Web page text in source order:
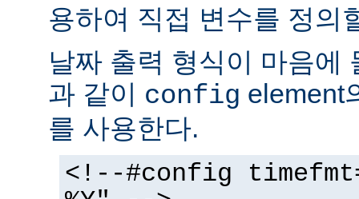
용하여 직접 변수를 정의
날짜 출력 형식이 마음에
과 같이 config element
를 사용한다.
<!--#config